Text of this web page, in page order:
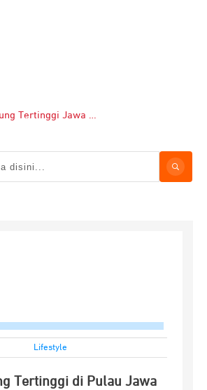
Tag: Gunung Tertinggi Jawa Timur
Lifestyle
Tertinggi di Pulau Jawa